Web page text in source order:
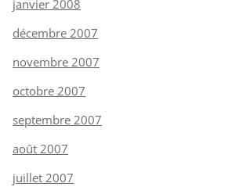
janvier 2008
décembre 2007
novembre 2007
octobre 2007
septembre 2007
août 2007
juillet 2007